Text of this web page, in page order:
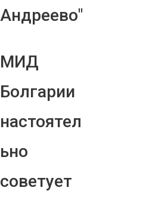
Андреево"
МИД
Болгарии
настоятел
ьно
советует